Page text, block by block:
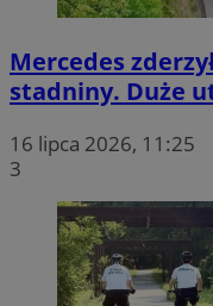
Mercedes
stadniny. Duże
16 lipca 2026, 11:25
3